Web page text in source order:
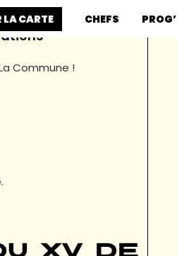
LA CARTE CHEFS PROG’
Commune !
XV de